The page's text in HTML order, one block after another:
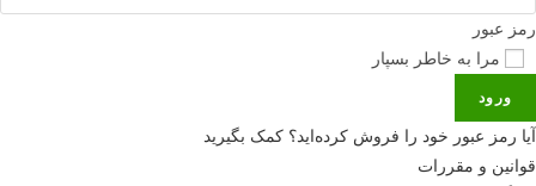
رمز عبور
مرا به خاطر بسپار
ورود
آیا رمز عبور خود را فروش کرده‌اید؟ کمک بگیرید
قوانین و مقررات